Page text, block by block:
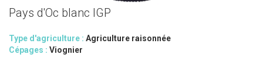
Pays d'Oc blanc IGP
Type d'agriculture : Agriculture raisonnée
Cépages : Viognier